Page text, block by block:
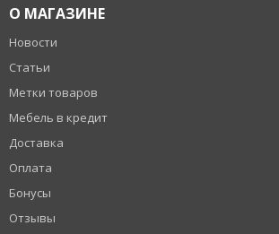
О МАГАЗИНЕ
Новости
Статьи
Метки товаров
Мебель в кредит
Доставка
Оплата
Бонусы
Отзывы